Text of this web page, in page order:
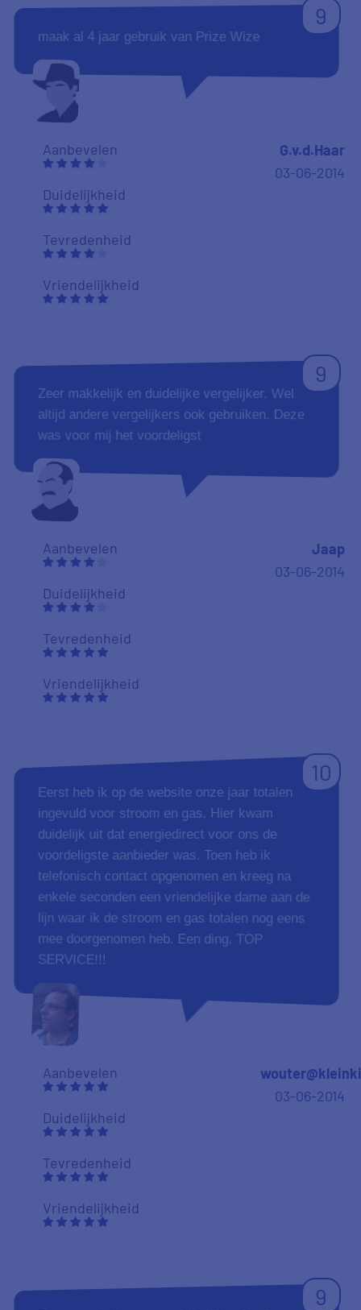
9
maak al 4 jaar gebruik van Prize Wize
Aanbevelen
Duidelijkheid
Tevredenheid
Vriendelijkheid
G.v.d.Haar
03-06-2014
9
Zeer makkelijk en duidelijke vergelijker. Wel
altijd andere vergelijkers ook gebruiken. Deze
was voor mij het voordeligst
Aanbevelen
Duidelijkheid
Tevredenheid
Vriendelijkheid
Jaap
03-06-2014
10
Eerst heb ik op de website onze jaar totalen
ingevuld voor stroom en gas. Hier kwam
duidelijk uit dat energiedirect voor ons de
voordeligste aanbieder was. Toen heb ik
telefonisch contact opgenomen en kreeg na
enkele seconden een vriendelijke dame aan de
lijn waar ik de stroom en gas totalen nog eens
mee doorgenomen heb. Een ding, TOP
SERVICE!!!
Aanbevelen
Duidelijkheid
Tevredenheid
Vriendelijkheid
03-06-2014
9